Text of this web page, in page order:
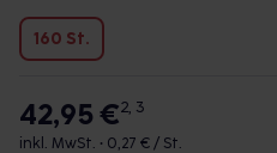
160 St.
42,95 €2, 3
inkl. MwSt. • 0,27 € / St.